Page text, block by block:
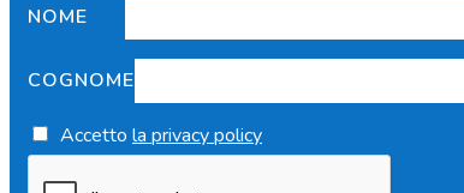
NOME
COGNOME
Accetto la privacy policy